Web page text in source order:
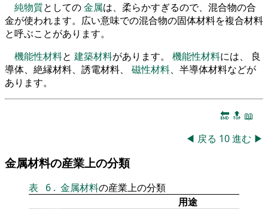
純物質としての金属は、柔らかすぎるので、混合物の合
金が使われます。広い意味での混合物の固体材料を複合材料
と呼ぶことがあります。
機能性材料と 建築材料があります。 機能性材料には、 良
導体、絶縁材料、誘電材料、 磁性材料、半導体材料などが
あります。
🔚 🔝 📖
◀ 戻る 10進む ▶
金属材料の産業上の分類
表 6 . 金属材料の産業上の分類
用途